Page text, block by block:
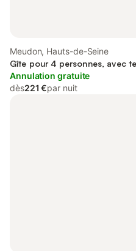
Meudon, Hauts-de-Seine
Gîte pour 4 personnes, avec
Annulation gratuite
dès221 €par nuit